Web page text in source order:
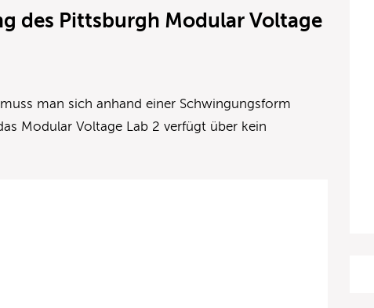
des Pittsburgh Modular Voltage
man sich anhand einer Schwingungsform
Modular Voltage Lab 2 verfügt über kein